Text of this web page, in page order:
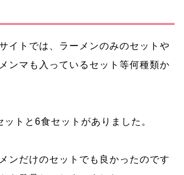
イトでは、ラーメンのみのセットや
ンマも入っているセット等何種類か
ットと6食セットがありました。
ンだけのセットでも良かったのです